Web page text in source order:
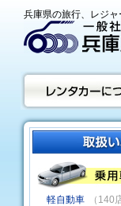
兵庫県の旅行、レジ
軽自動車
（140